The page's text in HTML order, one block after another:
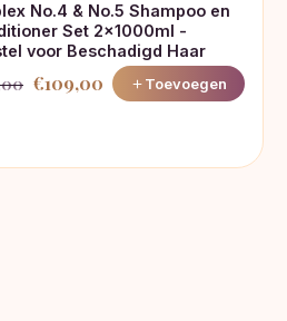
No.4 & No.5 Shampoo en
Set 2x1000ml -
voor Beschadigd Haar
€109,00 Toevoegen